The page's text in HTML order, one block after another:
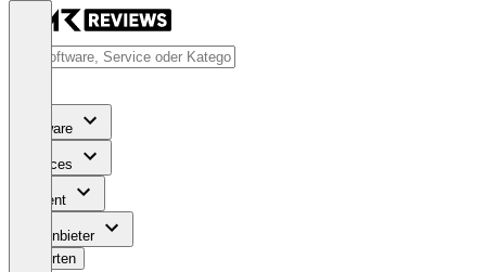
Software
Services
Content
Für Anbieter
Bewerten